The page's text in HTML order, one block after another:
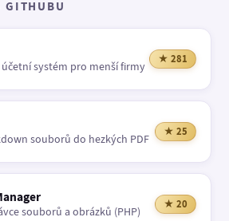
GITHUBU
systém pro menší firmy
★ 281
souborů do hezkých PDF
★ 25
souborů a obrázků (PHP)
★ 20